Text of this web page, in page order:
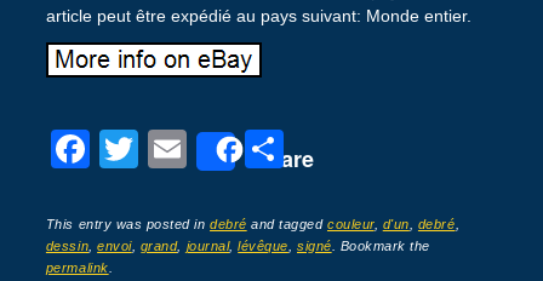
article peut être expédié au pays suivant: Monde entier.
F
c
e
T
tt
er
E
ail
Share
P
ta
g
This entry was posted indebré and tagged couleur, d'un debré
dessin ,envoi, grand, journal,lévêque signé . Bookmark the
permalink